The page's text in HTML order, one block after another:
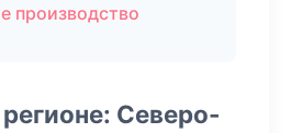
производство
Северо-